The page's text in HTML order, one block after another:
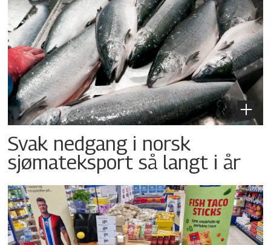
Svak nedgang i norsk
sjømateksport så langt i år